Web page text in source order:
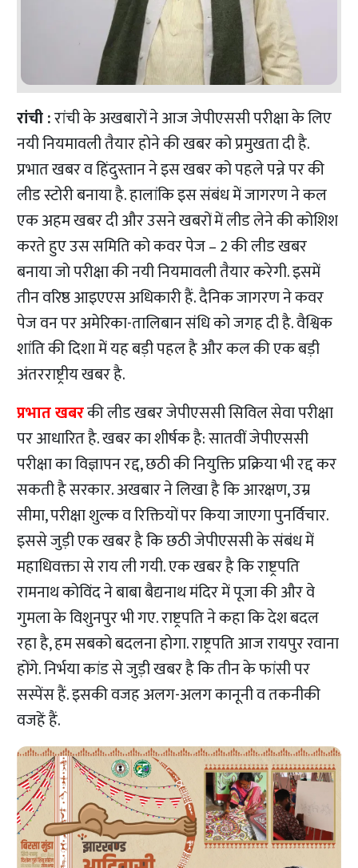
रांची :रांची के अखबारों ने आज जेपीएससी परीक्षा के लिए
नयी नियमावली तैयार होने की खबर को प्रमुखता दी है.
प्रभात खबर व हिंदुस्तान ने इस खबर को पहले पन्ने पर की
लीड स्टोरी बनाया है. हालांकि इस संबंध में जागरण ने कल
एक अहम खबर दी और उसने खबरों में लीड लेने की कोशिश
करते हुए उस समिति को कवर पेज – 2 की लीड खबर
बनाया जो परीक्षा की नयी नियमावली तैयार करेगी. इसमें
तीन वरिष्ठ आइएएस अधिकारी हैं. दैनिक जागरण ने कवर
पेज वन पर अमेरिका-तालिबान संधि को जगह दी है. वैश्विक
शांति की दिशा में यह बड़ी पहल है और कल की एक बड़ी
अंतरराष्ट्रीय खबर है.
प्रभात खबरकी लीड खबर जेपीएससी सिविल सेवा परीक्षा
पर आधारित है. खबर का शीर्षक है: सातवीं जेपीएससी
परीक्षा का विज्ञापन रद्द, छठी की नियुक्ति प्रक्रिया भी रद्द कर
सकती है सरकार. अखबार ने लिखा है कि आरक्षण, उम्र
सीमा, परीक्षा शुल्क व रिक्तियों पर किया जाएगा पुनर्विचार.
इससे जुड़ी एक खबर है कि छठी जेपीएससी के संबंध में
महाधिवक्ता से राय ली गयी. एक खबर है कि राष्ट्रपति
रामनाथ कोविंद ने बाबा बैद्यनाथ मंदिर में पूजा की और वे
गुमला के विशुनपुर भी गए. राष्ट्रपति ने कहा कि देश बदल
रहा है, हम सबको बदलना होगा. राष्ट्रपति आज रायपुर रवाना
होंगे. निर्भया कांड से जुड़ी खबर है कि तीन के फांसी पर
सस्पेंस हैं. इसकी वजह अलग-अलग कानूनी व तकनीकी
वजहें हैं.